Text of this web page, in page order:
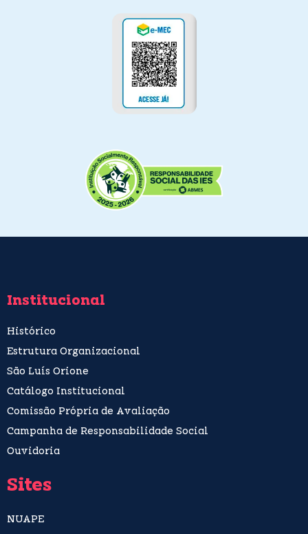
Institucional
Histórico
Estrutura Organizacional
São Luís Orione
Catálogo Institucional
Comissão Própria de Avaliação
Campanha de Responsabilidade Social
Ouvidoria
Sites
NUAPE